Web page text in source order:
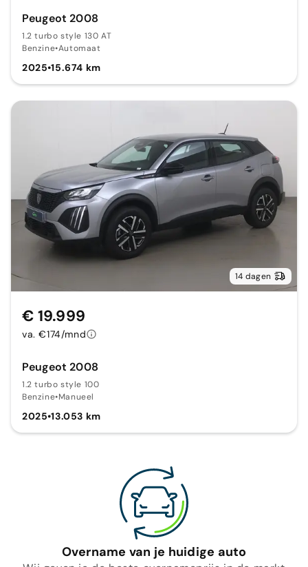
Peugeot 2008
1.2 turbo style 130 AT
Benzine•Automaat
2025•15.674 km
14 dagen
Peugeot 2008
1.2 turbo style 100
Benzine•Manueel
2025•13.053 km
€ 19.999
va. €174/mnd
Overname van je huidige auto